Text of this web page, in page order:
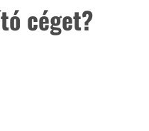
céget?